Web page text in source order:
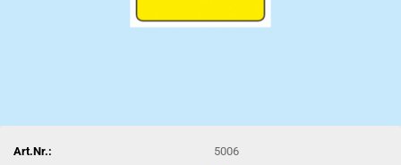
Art.Nr.:
5006